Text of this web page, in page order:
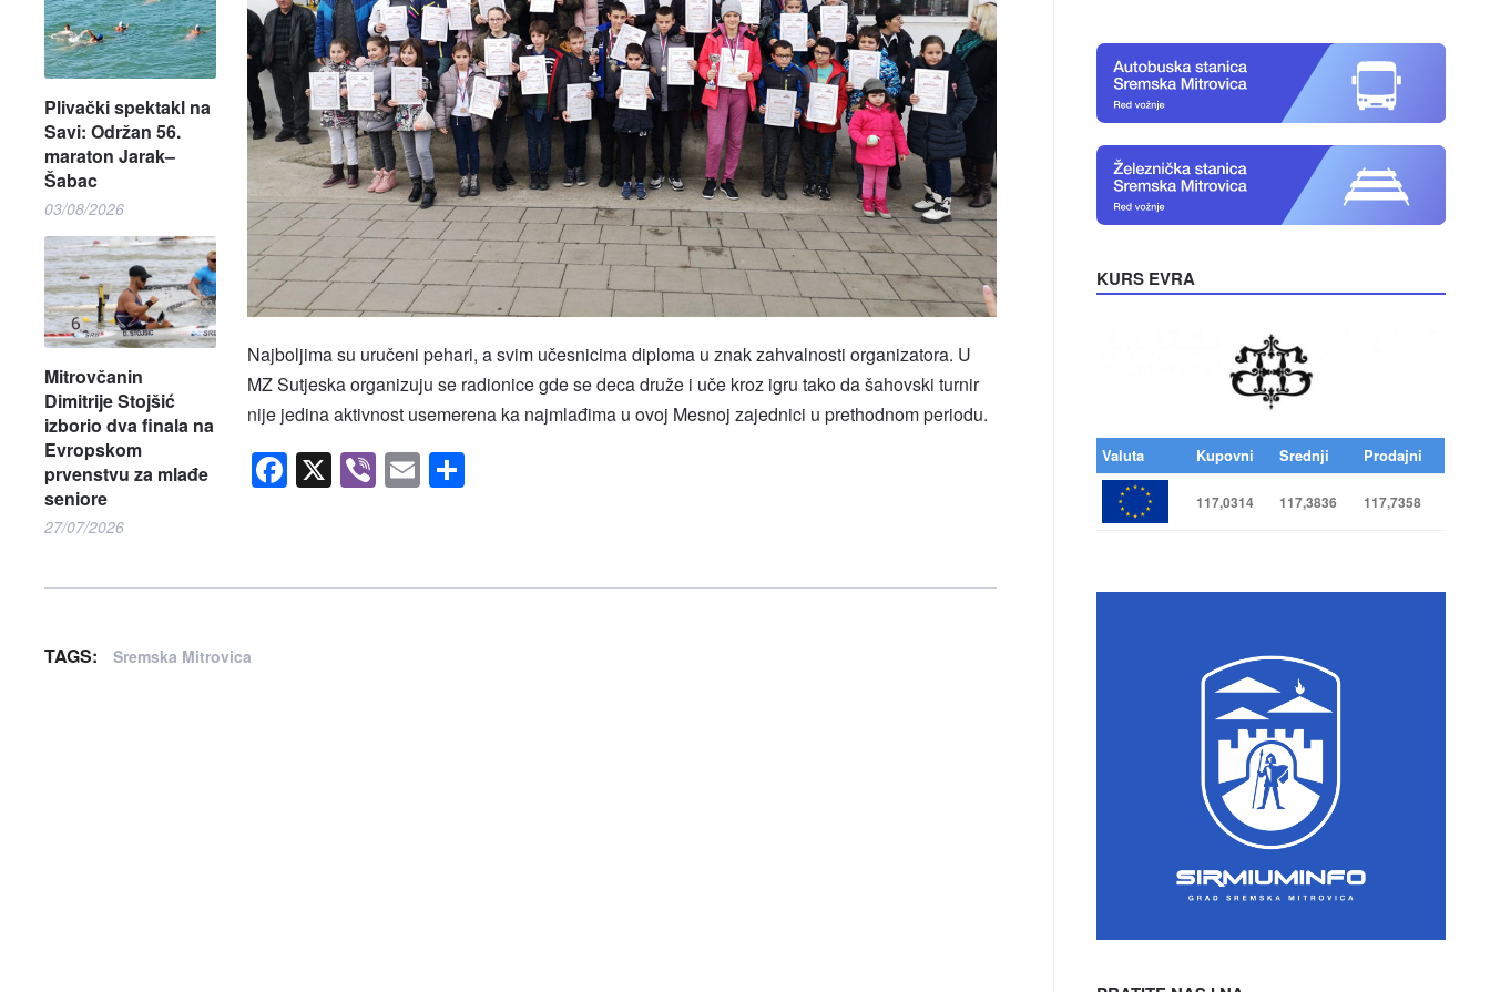
Plivački spektakl na
Savi: Održan 56.
maraton Jarak–
Šabac
03/08/2026
Mitrovčanin
Dimitrije Stojšić
izborio dva finala na
Evropskom
prvenstvu za mlađe
seniore
27/07/2026
Najboljima su uručeni pehari, a svim učesnicima diploma u znak zahvalnosti organizatora. U
MZ Sutjeska organizuju se radionice gde se deca druže i uče kroz igru tako da šahovski turnir
nije jedina aktivnost usemerena ka najmlađima u ovoj Mesnoj zajednici u prethodnom periodu.
Facebook
X Viber
EmailShare
TAGS: Sremska Mitrovica
KURS EVRA
Valuta Kupovni Srednji Prodajni
117,0314 117,3836 117,7358